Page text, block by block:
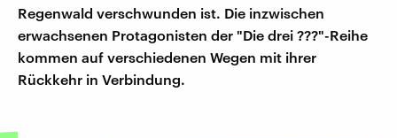
Regenwald verschwunden ist. Die inzwischen
erwachsenen Protagonisten der "Die drei ???"-Reihe
kommen auf verschiedenen Wegen mit ihrer
Rückkehr in Verbindung.